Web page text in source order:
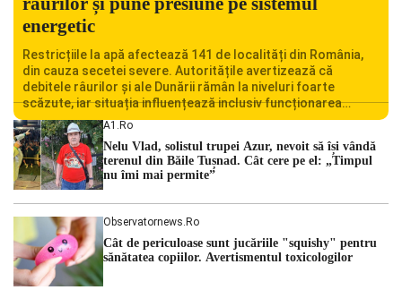
energetic
Restricțiile la apă afectează 141 de localități din România,
din cauza secetei severe. Autoritățile avertizează că
debitele râurilor și ale Dunării rămân la niveluri foarte
scăzute, iar situația influențează inclusiv funcționarea
Centralei Nucleare de la Cernavodă. România se confruntă
cu una dintre cele mai dificile perioade din punct de vedere
hidrologic din ultimii ani. Lipsa […]
A1.ro
Nelu Vlad, solistul trupei Azur, nevoit să își vândă
terenul din Băile Tușnad. Cât cere pe el: „Timpul
nu îmi mai permite”
Observatornews.ro
Cât de periculoase sunt jucăriile "squishy" pentru
sănătatea copiilor. Avertismentul toxicologilor